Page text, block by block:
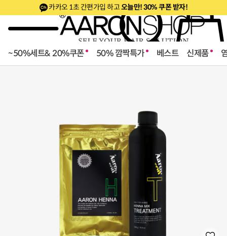
카카오 1초 간편가입 하고오늘만! 30% 쿠폰 받자!
~50%세트& 20%쿠폰 50% 깜짝특가 베스트 신제품